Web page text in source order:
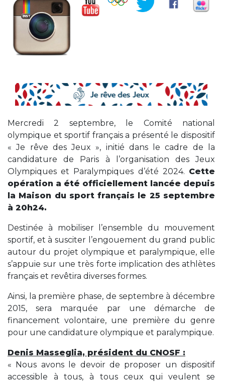
Mercredi 2 septembre, le Comité national
olympique et sportif français a présenté le dispositif
« Je rêve des Jeux », initié dans le cadre de la
candidature de Paris à l’organisation des Jeux
Olympiques et Paralympiques d’été 2024. Cette
opération a été officiellement lancée depuis
la Maison du sport français le 25 septembre
à 20h24.
Destinée à mobiliser l’ensemble du mouvement
sportif, et à susciter l’engouement du grand public
autour du projet olympique et paralympique, elle
s’appuie sur une très forte implication des athlètes
français et revêtira diverses formes.
Ainsi, la première phase, de septembre à décembre
2015, sera marquée par une démarche de
financement volontaire, une première du genre
pour une candidature olympique et paralympique.
Denis Masseglia, président du CNOSF :
« Nous avons le devoir de proposer un dispositif
accessible à tous, à tous ceux qui veulent se